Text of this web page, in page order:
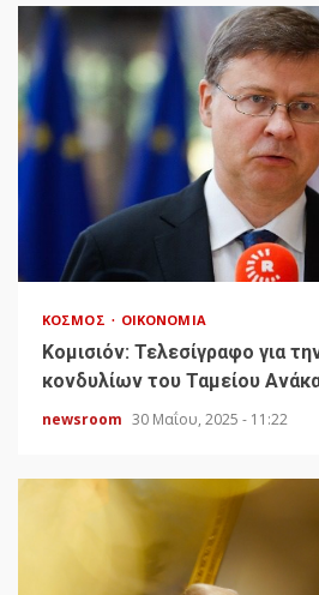
ΚΌΣΜΟΣ ΟΙΚΟΝΟΜΊΑ
Κομισιόν: Τελεσίγραφο για
κονδυλίων του Ταμείου
newsroom 30 Μαΐου, 2025 - 11:22